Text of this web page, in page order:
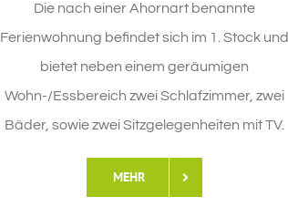
Die nach einer Ahornart benannte
Ferienwohnung befindet sich im 1. Stock und
bietet neben einem geräumigen
Wohn-/Essbereich zwei Schlafzimmer, zwei
Bäder, sowie zwei Sitzgelegenheiten mit TV.
MEHR